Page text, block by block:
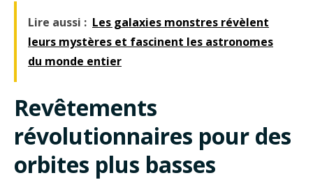
Lire aussi : Les galaxies monstres révèlent
leurs mystères et fascinent les astronomes
du monde entier
Revêtements
révolutionnaires pour des
orbites plus basses